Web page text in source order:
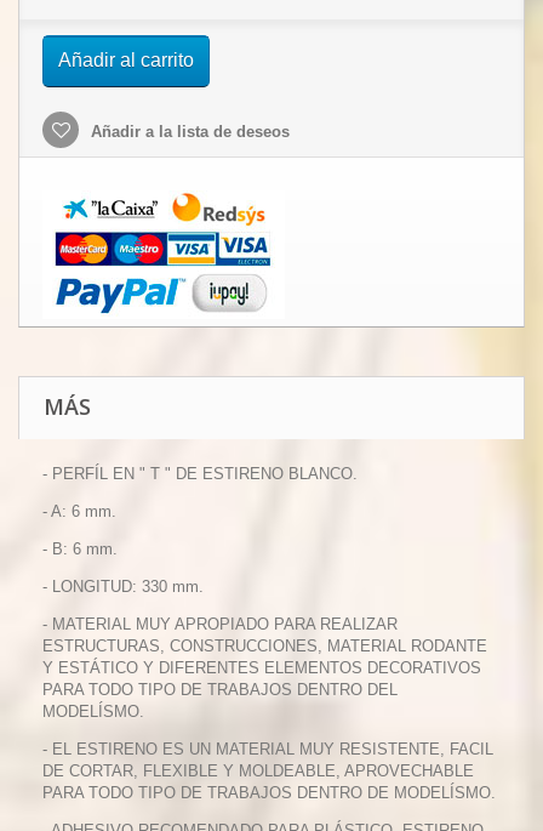
Añadir al carrito
Añadir a la lista de deseos
MÁS
- PERFÍL EN " T " DE ESTIRENO BLANCO.
- A: 6 mm.
- B: 6 mm.
- LONGITUD: 330 mm.
- MATERIAL MUY APROPIADO PARA REALIZAR
ESTRUCTURAS, CONSTRUCCIONES, MATERIAL RODANTE
Y ESTÁTICO Y DIFERENTES ELEMENTOS DECORATIVOS
PARA TODO TIPO DE TRABAJOS DENTRO DEL
MODELÍSMO.
- EL ESTIRENO ES UN MATERIAL MUY RESISTENTE, FACIL
DE CORTAR, FLEXIBLE Y MOLDEABLE, APROVECHABLE
PARA TODO TIPO DE TRABAJOS DENTRO DE MODELÍSMO.